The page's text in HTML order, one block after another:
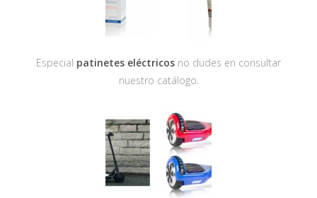
Especial patinetes eléctricos no dudes en consultar
nuestro catálogo.